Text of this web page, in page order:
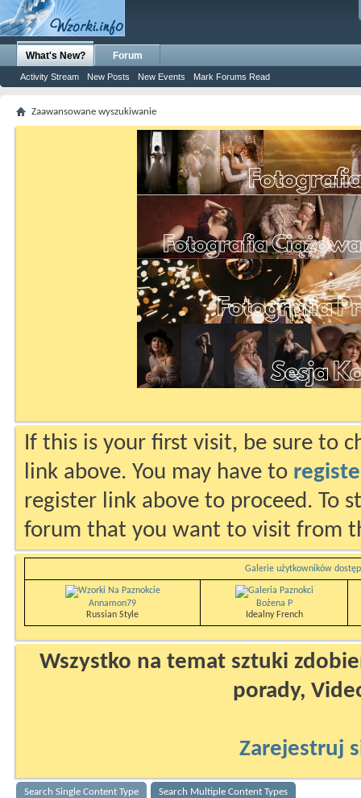
What's New?
Activity Stream New Posts New Events Mark Forums Read
Forum
Zaawansowane wyszukiwanie
If this is your first visit, be sure to
link above. You may have to
register link above to proceed. To
forum that you want to visit from
Galerie użytkowników
Annamon79
Russian Style
Bożena P
Idealny French
Wszystko na temat sztuki
porady,
Zarejestruj
Search Single Content Type Search Multiple Content Types